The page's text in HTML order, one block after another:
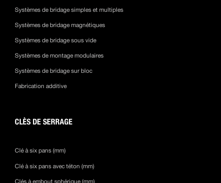
Systèmes de bridage simples et multiples
Systèmes de bridage magnétiques
Systèmes de bridage sous vide
Systèmes de montage modulaires
Systèmes de bridage sur bloc
Fabrication additive
CLÈS DE SERRAGE
Clé à six pans (mm)
Clé à six pans avec téton (mm)